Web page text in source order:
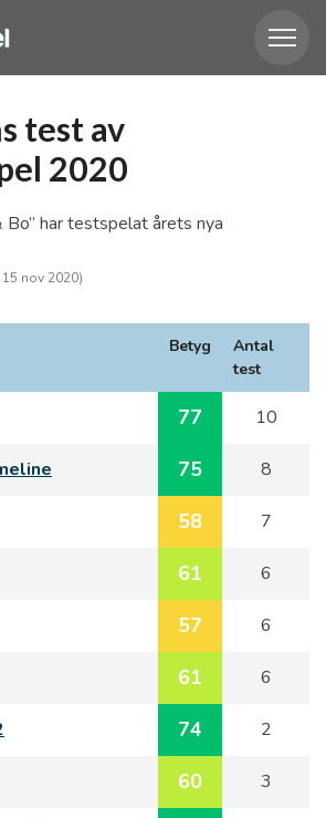
test av
2020
Bo” har testspelat årets nya
nov 2020)
Betyg
Antal
test
77 10
75 8
58 7
61 6
57 6
61 6
74 2
60 3